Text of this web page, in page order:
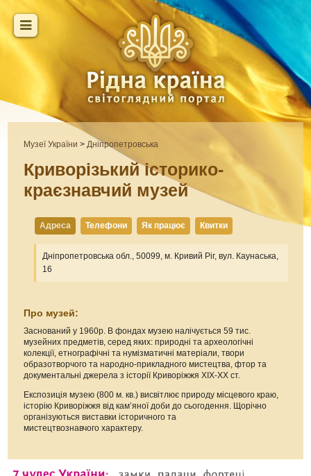
Музеї України >Дніпропетровська
Криворізький історико-
краєзнавчий музей
Адреса Телефони Як працює Квитки
Дніпропетровська обл., 50099, м. Кривий Ріг, вул. Каунаська,
16
Про музей:
Заснований у 1960р. В фондах музею налічується 59 тис.
музейних предметів, серед яких: природні та археологічні
колекції, етнографічні та нумізматичні матеріали, твори
образотворчого та народно-прикладного мистецтва, фтор та
документальні джерела з історії Криворіжжя ХIХ-ХХ ст.
Експозиція музею (800 м. кв.) висвітлює природу місцевого краю,
історію Криворіжжя від кам’яної доби до сьогодення. Щорічно
організуються виставки історичного та
мистецтвознавчого характеру.